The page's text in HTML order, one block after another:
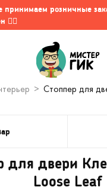
принимаем розничные
🤷‍♂️
Стоппер для
для двери
Loose Leaf